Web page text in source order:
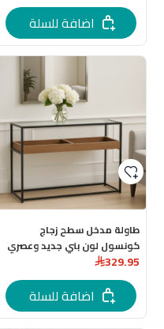
اضافة للسلة
طاولة مدخل سطح زجاج
كونسول لون بني جديد وعصري
120x40x80
329.95
اضافة للسلة